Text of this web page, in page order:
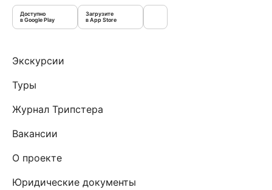
Доступно
в Google Play
Загрузите
в App Store
Экскурсии
Туры
Журнал Трипстера
Вакансии
О проекте
Юридические документы